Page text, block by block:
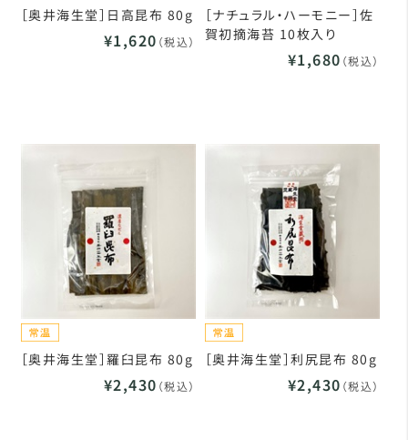
［奥井海生堂］日高昆布 80g
¥1,620 （税込）
［ナチュラル・ハーモニー］佐
賀初摘海苔 10枚入り
¥1,680 （税込）
［奥井海生堂］羅臼昆布 80g
¥2,430 （税込）
［奥井海生堂］利尻昆布 80g
¥2,430 （税込）